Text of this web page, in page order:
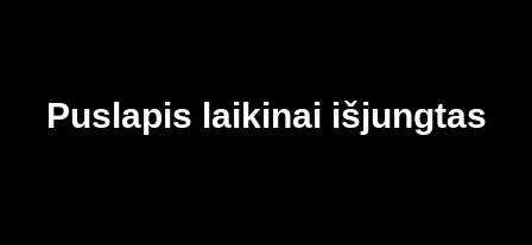
Puslapis laikinai išjungtas